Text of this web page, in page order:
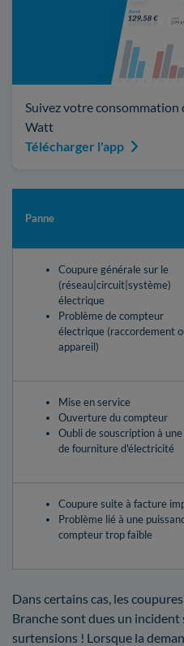
Suivez votre consommation
Watt
Télécharger l'app
Panne
Coupure générale sur le
(réseau|circuit|système)
électrique
Problème de compteur
électrique (raccordement
appareil)
Mise en service
Ouverture du compteur
Oubli de souscription à
de fourniture d'électricité
Coupure suite à facture
Problème lié à une
compteur trop faible
Dans certains cas, les
Branche sont dues un incident
surtensions ! Lorsque la